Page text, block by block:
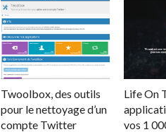
Twoolbox, des outils
pour le nettoyage d’un
compte Twitter
Life On
vos 1